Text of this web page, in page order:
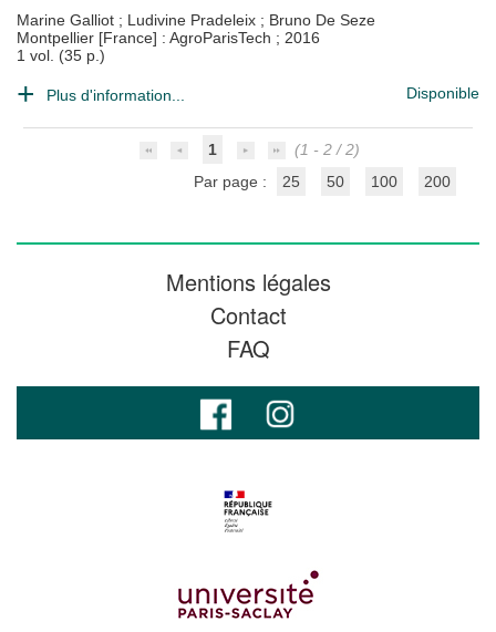
Marine Galliot ; Ludivine Pradeleix ; Bruno De Seze
Montpellier [France] : AgroParisTech ; 2016
1 vol. (35 p.)
Plus d'information... Disponible
1
(1 - 2 / 2)
Par page :
25 50 100 200
Mentions légales
Contact
FAQ